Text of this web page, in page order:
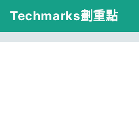
跳
主
Techmarks劃重點